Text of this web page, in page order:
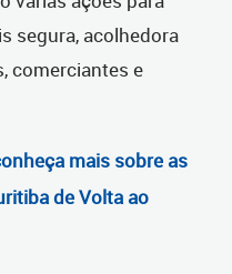
segura, acolhedora
comerciantes e
mais sobre as
de Volta ao